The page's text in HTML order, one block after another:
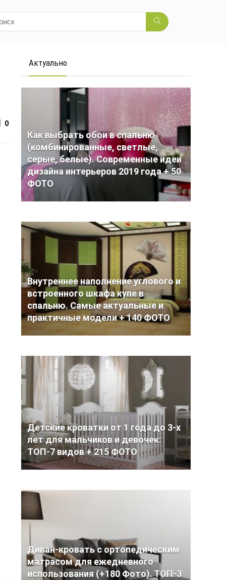
0
Актуально
Как выбрать обои в спальню
(комбинированные, светлые,
серые, белые). Современные идеи
дизайна интерьеров 2019 года + 50
ФОТО
Внутреннее наполнение углового и
встроенного шкафа купе в
спальню. Самые актуальные и
практичные модели + 140 ФОТО
Детские кроватки от 1 года до 3-х
лет для мальчиков и девочек:
ТОП-7 видов + 215 ФОТО
Диван-кровать с ортопедическим
матрасом для ежедневного
использования (+180 Фото). ТОП-3